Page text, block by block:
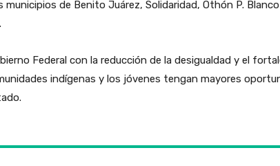
de Benito Juárez, Solidaridad, Othón P.
Federal con la reducción de la desigualdad y el
indígenas y los jóvenes tengan mayores